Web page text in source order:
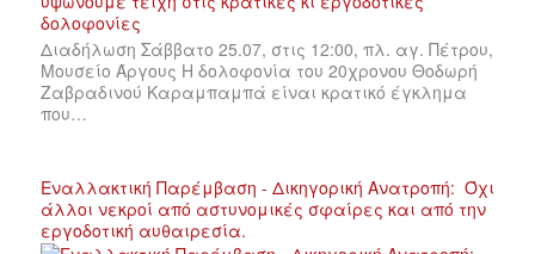
Διαδήλωση Σάββατο 25.07, στις 12:00, πλ. αγ. Πέτρου,
Μουσείο Άργους Η δολοφονία του 20χρονου Θοδωρή
Ζαβραδινού Καραμπαμπά είναι κρατικό έγκλημα
που…
Εναλλακτική Παρέμβαση - Δικηγορική Ανατροπή: Όχι
άλλοι νεκροί από αστυνομικές σφαίρες και από την
εργοδοτική αυθαιρεσία.